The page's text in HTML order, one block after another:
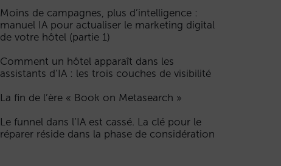
Moins de campagnes, plus d’intelligence :
manuel IA pour actualiser le marketing digital
de votre hôtel (partie 1)
Comment un hôtel apparaît dans les
assistants d’IA : les trois couches de visibilité
La fin de l’ère « Book on Metasearch »
Le funnel dans l’IA est cassé. La clé pour le
réparer réside dans la phase de considération